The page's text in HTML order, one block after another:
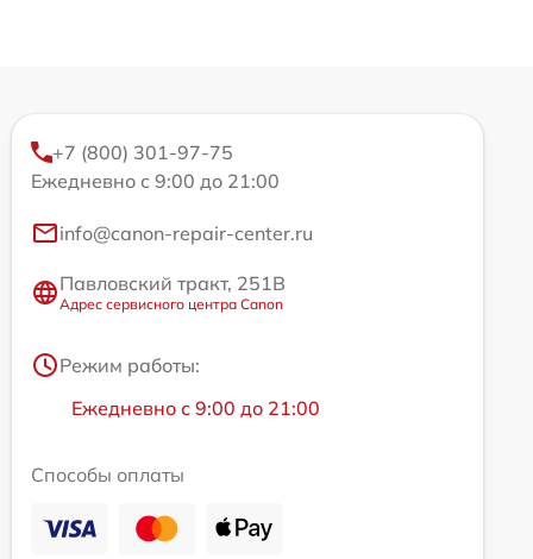
+7 (800) 301-97-75
Ежедневно с 9:00 до 21:00
info@canon-repair-center.ru
Павловский тракт, 251В
Адрес сервисного центра Canon
Режим работы:
Ежедневно с 9:00 до 21:00
Способы оплаты